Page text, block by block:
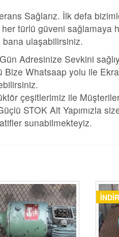
Sağlarız. İlk defa
her türlü güveni sağlamaya
ulaşabilirsiniz.
Gün Adresinize Sevkini
Bize Whatsaap yolu ile
çeşitlerimiz ile
STOK Alt Yapımızla
sunabilmekteyiz.